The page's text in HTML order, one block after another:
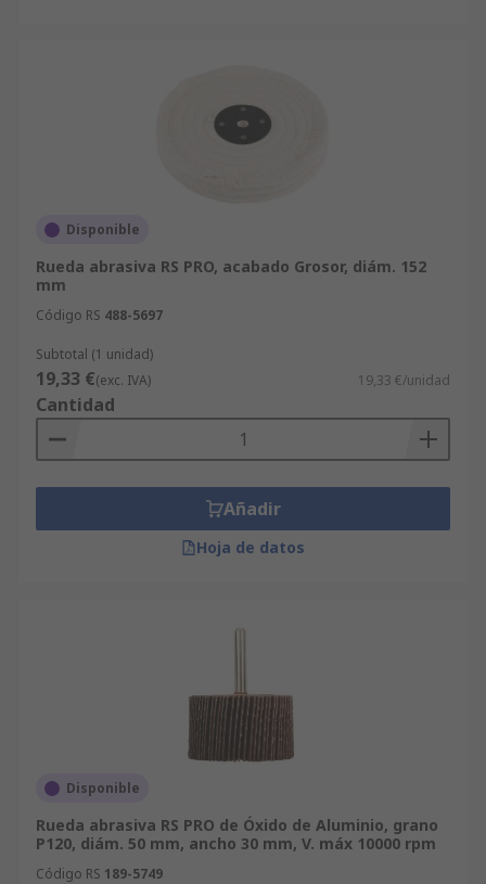
Disponible
Rueda abrasiva RS PRO, acabado Grosor, diám. 152
mm
Código RS 488-5697
Subtotal (1 unidad)
19,33 €(exc. IVA) 19,33 €/unidad
Cantidad
Añadir
Hoja de datos
Disponible
Rueda abrasiva RS PRO de Óxido de Aluminio, grano
P120, diám. 50 mm, ancho 30 mm, V. máx 10000 rpm
Código RS 189-5749